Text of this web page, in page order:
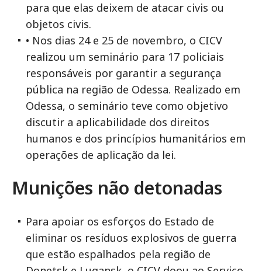
para que elas deixem de atacar civis ou
objetos civis.
• Nos dias 24 e 25 de novembro, o CICV
realizou um seminário para 17 policiais
responsáveis por garantir a segurança
pública na região de Odessa. Realizado em
Odessa, o seminário teve como objetivo
discutir a aplicabilidade dos direitos
humanos e dos princípios humanitários em
operações de aplicação da lei.
Munições não detonadas
Para apoiar os esforços do Estado de
eliminar os resíduos explosivos de guerra
que estão espalhados pela região de